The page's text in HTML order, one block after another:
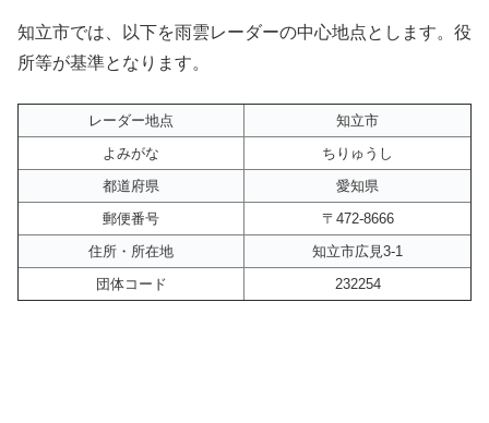
知立市では、以下を雨雲レーダーの中心地点とします。役
所等が基準となります。
レーダー地点
知立市
よみがな
ちりゅうし
都道府県
愛知県
郵便番号
〒472-8666
住所・所在地
知立市広見3-1
団体コード
232254